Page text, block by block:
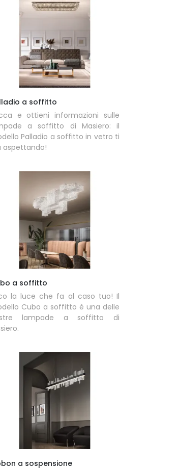
a soffitto
e ottieni informazioni sulle
a soffitto di Masiero: il
Palladio a soffitto in vetro ti
aspettando!
a soffitto
la luce che fa al caso tuo! Il
Cubo a soffitto è una delle
lampade a soffitto di
a sospensione